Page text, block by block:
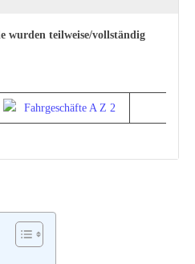
wurden teilweise/vollständig